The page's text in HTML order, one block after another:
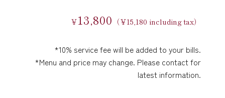
￥13,800 （￥15,180 including tax）
*10% service fee will be added to your bills.
*Menu and price may change. Please contact for
latest information.